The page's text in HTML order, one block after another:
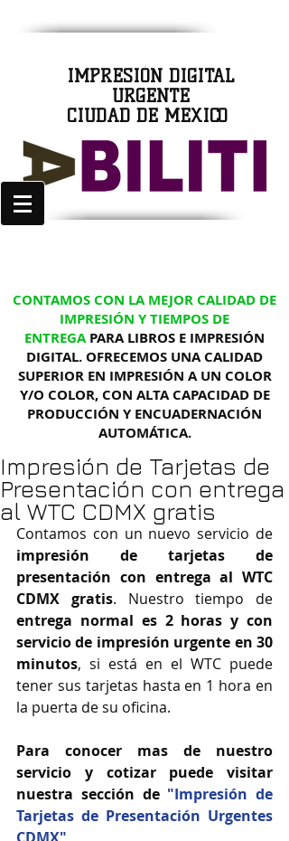
IMPRESIÓN DIGITAL
URGENTE
CIUDAD DE MÉXICO
CONTAMOS CON LA MEJOR CALIDAD DE
IMPRESIÓN Y TIEMPOS DE
ENTREGAPARA LIBROS E IMPRESIÓN
DIGITAL. OFRECEMOS UNA CALIDAD
SUPERIOR EN IMPRESIÓN A UN COLOR
Y/O COLOR, CON ALTA CAPACIDAD DE
PRODUCCIÓN Y ENCUADERNACIÓN
AUTOMÁTICA.
Impresión de Tarjetas de
Presentación con entrega
al WTC CDMX gratis
impresión de tarjetas de
presentación con entrega al WTC
CDMX gratis
entrega normal es 2 horas y con
servicio de impresión urgente en 30
minutos, si está en el WTC puede
tener sus tarjetas hasta en 1 hora en
la puerta de su oficina.
Para conocer mas de nuestro
servicio y cotizar puede visitar
nuestra sección de "Impresión de
Tarjetas de Presentación Urgentes